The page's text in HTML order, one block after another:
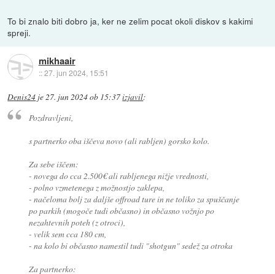
To bi znalo biti dobro ja, ker ne zelim pocat okoli diskov s kakimi
spreji.
mikhaair
::27. jun 2024, 15:51
Denis24 je27. jun 2024 ob 15:37izjavil:
Pozdravljeni,
s partnerko oba iščeva novo (ali rabljen) gorsko kolo.
Za sebe iščem:
- novega do cca 2.500€ ali rabljenega nižje vrednosti,
- polno vzmetenega z možnostjo zaklepa,
- načeloma bolj za daljše offroad ture in ne toliko za spuščanje
po parkih (mogoče tudi občasno) in občasno vožnjo po
nezahtevnih poteh (z otroci),
- velik sem cca 180 cm,
- na kolo bi občasno namestil tudi "shotgun" sedež za otroka
Za partnerko: